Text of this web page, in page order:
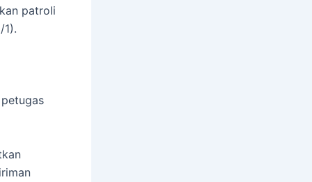
patroli